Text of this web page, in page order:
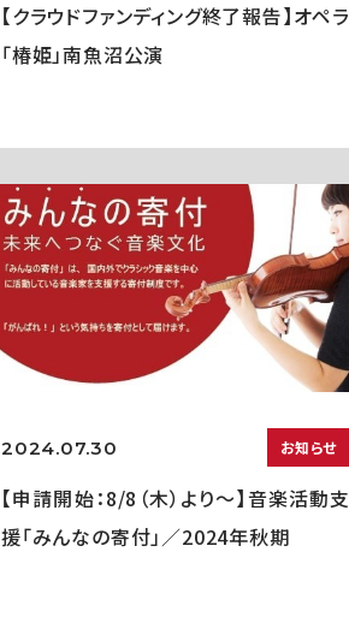
【クラウドファンディング終了報告】オペラ
「椿姫」南魚沼公演
2024.07.30 お知らせ
【申請開始：8/8（木）より～】音楽活動支
援「みんなの寄付」／2024年秋期